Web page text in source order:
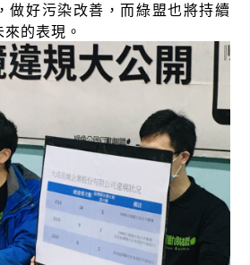
做好污染改善，而綠盟也將持續
的表現。